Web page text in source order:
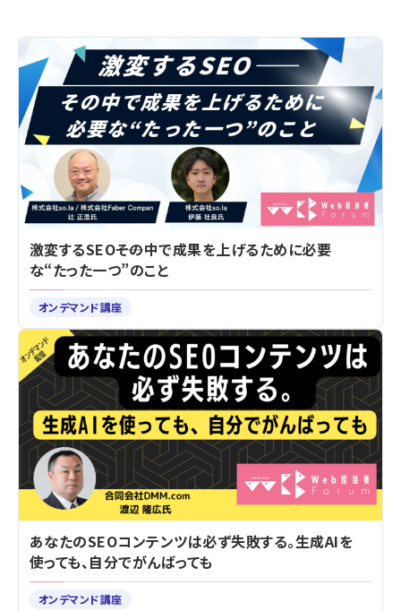
激変するSEO――その中で成果を上げるために必要
な“たった一つ”のこと
オンデマンド講座
あなたのSEOコンテンツは必ず失敗する。生成AIを
使っても、自分でがんばっても
オンデマンド講座